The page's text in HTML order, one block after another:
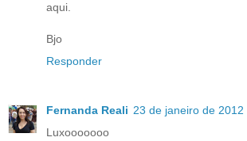
aqui.
Bjo
Responder
Fernanda Reali 23 de janeiro de 2012
Luxooooooo